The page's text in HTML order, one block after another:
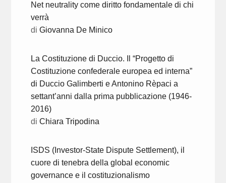
Net neutrality come diritto fondamentale di chi
verrà
di Giovanna De Minico
La Costituzione di Duccio. Il “Progetto di
Costituzione confederale europea ed interna”
di Duccio Galimberti e Antonino Rèpaci a
settant’anni dalla prima pubblicazione (1946-
2016)
di Chiara Tripodina
ISDS (Investor-State Dispute Settlement), il
cuore di tenebra della global economic
governance e il costituzionalismo